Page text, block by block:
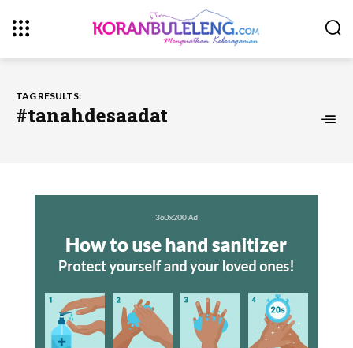
TAG RESULTS:
#tanahdesaadat